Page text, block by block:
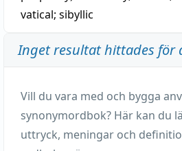
vatical; sibyllic
Inget resultat hittades för
Vill du vara med och bygga
synonymordbok? Här kan du
uttryck, meningar och